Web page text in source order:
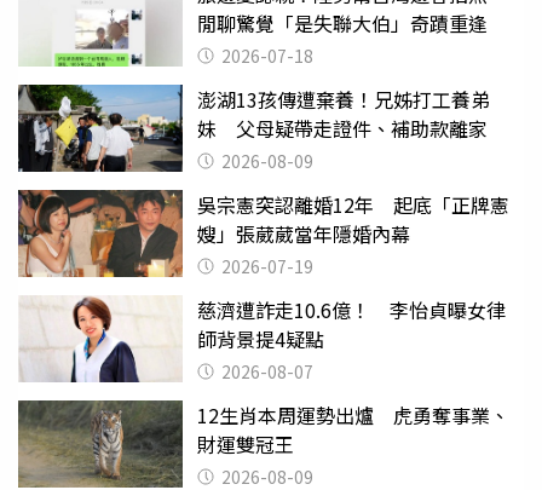
閒聊驚覺「是失聯大伯」奇蹟重逢
2026-07-18
澎湖13孩傳遭棄養！兄姊打工養弟
妹 父母疑帶走證件、補助款離家
2026-08-09
吳宗憲突認離婚12年 起底「正牌憲
嫂」張葳葳當年隱婚內幕
2026-07-19
慈濟遭詐走10.6億！ 李怡貞曝女律
師背景提4疑點
2026-08-07
12生肖本周運勢出爐 虎勇奪事業、
財運雙冠王
2026-08-09